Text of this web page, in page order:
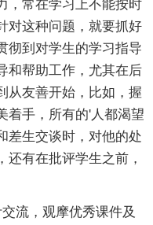
，常在学习上不能按时
对这种问题，就要抓好
彻到对学生的学习指导
和帮助工作，尤其在后
从友善开始，比如，握
着手，所有的'人都渴望
差生交谈时，对他的处
有在批评学生之前，
流，观摩优秀课件及